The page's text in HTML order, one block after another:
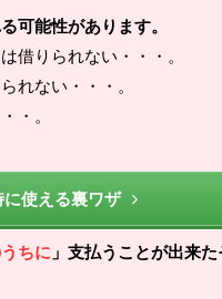
可能性があります。
借りられない・・・。
れない・・・。
・。
使える裏ワザ
ちに 」支払うことが出来